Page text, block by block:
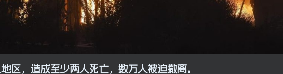
区，造成至少两人死亡，数万人被迫撤离。